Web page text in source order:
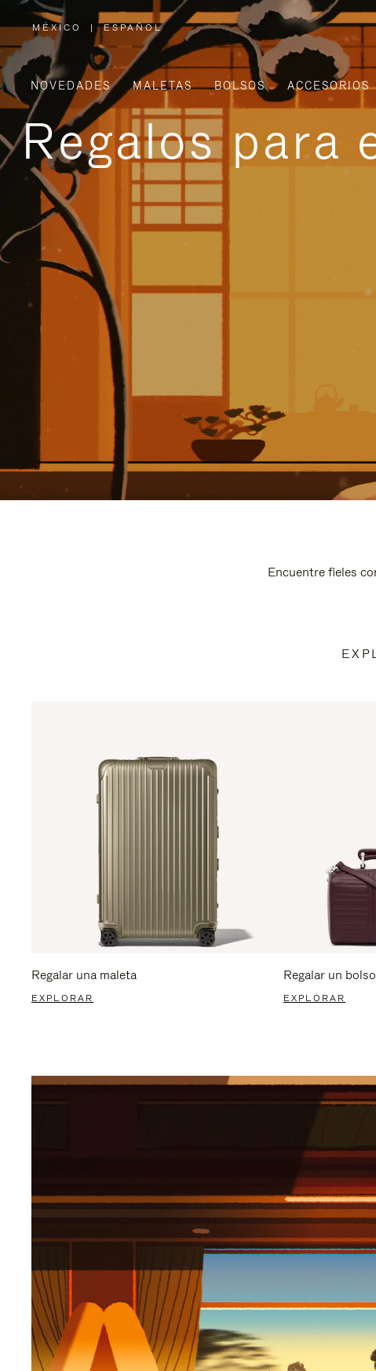
MÉXICO
,
ELIGE
LA
UBICACIÓN
| ESPAÑOL
NOVEDADES MALETAS BOLSOS ACCESORIOS
Regalos para
Encuentre fieles
Regalar una maleta
EXPLORAR
Regalar un bolso
EXPLORAR